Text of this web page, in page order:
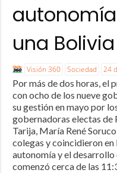
una
Visión 360 Sociedad 24
Por más de dos horas, el
con ocho de los nueve
su gestión en mayo por
gobernadoras electas de
Tarija, María René
colegas y coincidieron
autonomía y el desarrollo
comenzó cerca de las